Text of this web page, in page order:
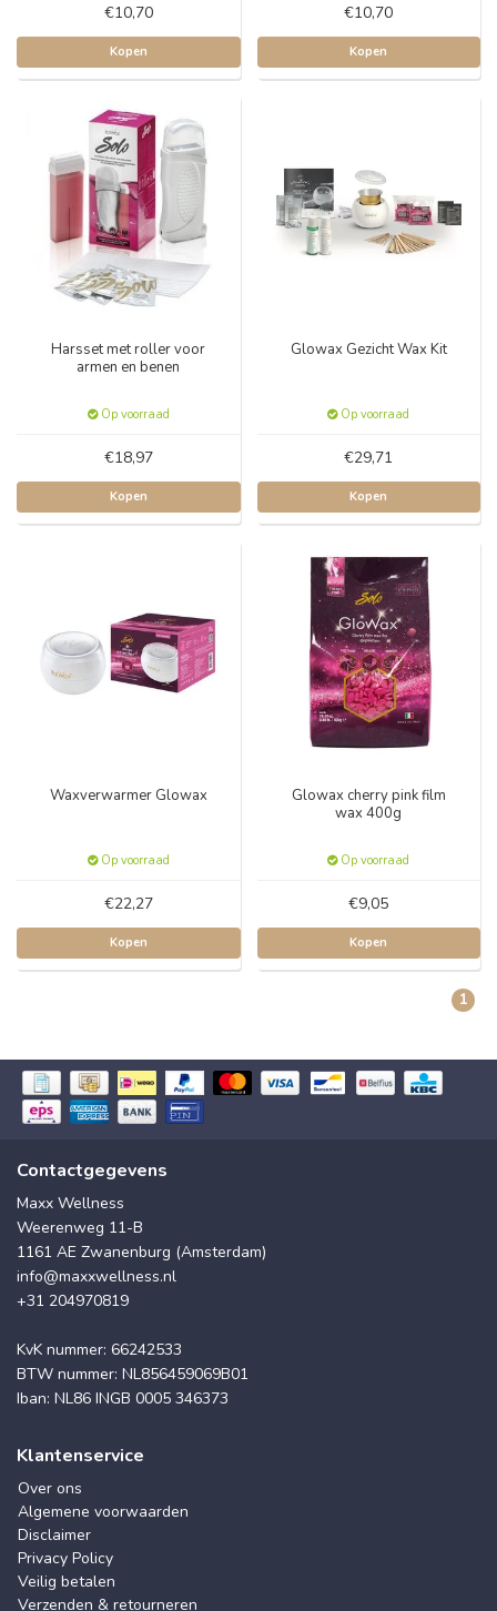
€10,70
Kopen
€10,70
Kopen
Harsset met roller voor
armen en benen
Op voorraad
€18,97
Kopen
Glowax Gezicht Wax Kit
Op voorraad
€29,71
Kopen
Waxverwarmer Glowax
Op voorraad
€22,27
Kopen
Glowax cherry pink film
wax 400g
Op voorraad
€9,05
Kopen
1
Contactgegevens
Maxx Wellness
Weerenweg 11-B
1161 AE Zwanenburg (Amsterdam)
info@maxxwellness.nl
+31 204970819
KvK nummer: 66242533
BTW nummer: NL856459069B01
Iban: NL86 INGB 0005 346373
Klantenservice
Over ons
Algemene voorwaarden
Disclaimer
Privacy Policy
Veilig betalen
Verzenden & retourneren